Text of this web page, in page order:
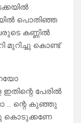
പൊതിഞ്ഞ
കണ്ണിൽ
മുറിച്ചു കൊണ്ട്
പേരിൽ
… ന്റെ കുഞ്ഞു
കൊടുക്കണേ